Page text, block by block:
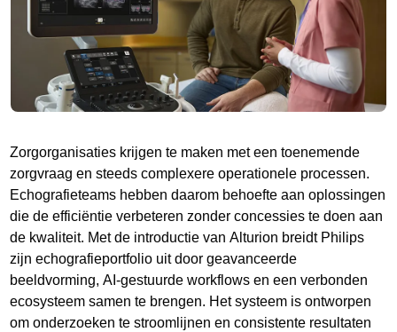
Zorgorganisaties krijgen te maken met een toenemende
zorgvraag en steeds complexere operationele processen.
Echografieteams hebben daarom behoefte aan oplossingen
die de efficiëntie verbeteren zonder concessies te doen aan
de kwaliteit. Met de introductie van Alturion breidt Philips
zijn echografieportfolio uit door geavanceerde
beeldvorming, AI-gestuurde workflows en een verbonden
ecosysteem samen te brengen. Het systeem is ontworpen
om onderzoeken te stroomlijnen en consistente resultaten